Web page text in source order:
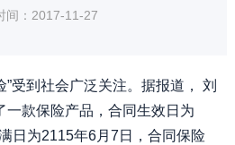
间：2017-11-27
到社会广泛关注。据报道， 刘
一款保险产品，合同生效日为
日为2115年6月7日，合同保险